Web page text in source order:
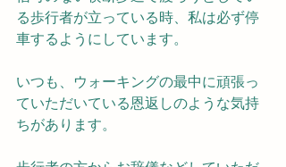
る歩行者が立っている時、私は必ず停
車するようにしています。
いつも、ウォーキングの最中に頑張っ
ていただいている恩返しのような気持
ちがあります。